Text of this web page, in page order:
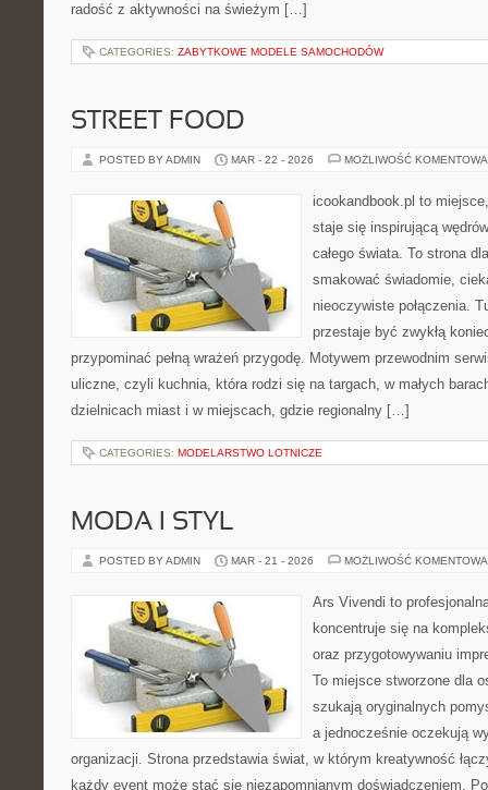
radość z aktywności na świeżym […]
CATEGORIES: ZABYTKOWE MODELE SAMOCHODÓW
STREET FOOD
POSTED BY ADMIN MAR - 22 - 2026 MOŻLIWOŚĆ
icookandbook.pl to
staje się inspirującą
całego świata. To strona
smakować świadomie,
nieoczywiste połączenia.
przestaje być zwykłą
przypominać pełną wrażeń przygodę. Motywem przewodnim
uliczne, czyli kuchnia, która rodzi się na targach, w małych
dzielnicach miast i w miejscach, gdzie regionalny […]
CATEGORIES: MODELARSTWO LOTNICZE
MODA I STYL
POSTED BY ADMIN MAR - 21 - 2026 MOŻLIWOŚĆ
Ars Vivendi to
koncentruje się na
oraz przygotowywaniu
To miejsce stworzone dla
szukają oryginalnych
a jednocześnie oczekują
organizacji. Strona przedstawia świat, w którym kreatywność
każdy event może stać się niezapomnianym doświadczeniem.